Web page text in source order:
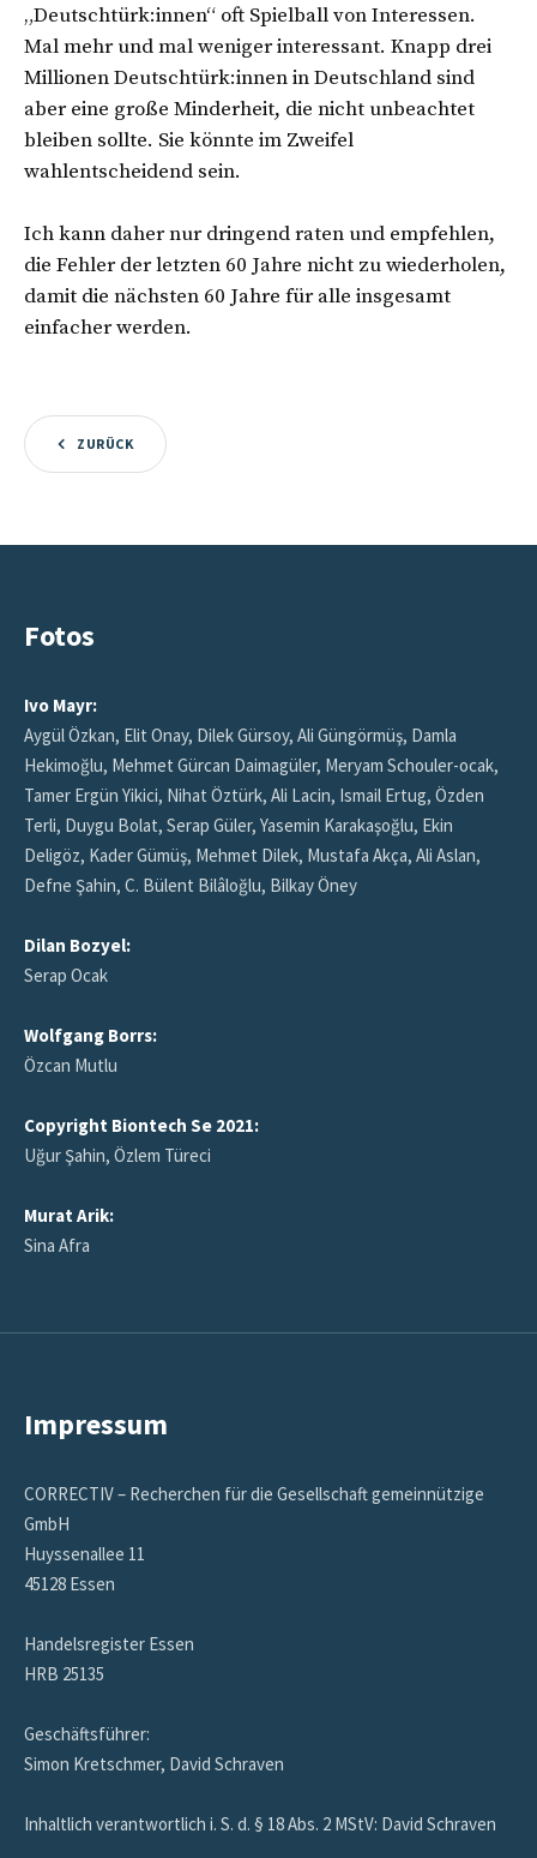
„Deutschtürk:innen“ oft Spielball von Interessen.
Mal mehr und mal weniger interessant. Knapp drei
Millionen Deutschtürk:innen in Deutschland sind
aber eine große Minderheit, die nicht unbeachtet
bleiben sollte. Sie könnte im Zweifel
wahlentscheidend sein.
Ich kann daher nur dringend raten und empfehlen,
die Fehler der letzten 60 Jahre nicht zu wiederholen,
damit die nächsten 60 Jahre für alle insgesamt
einfacher werden.
ZURÜCK
Fotos
Ivo Mayr:
Aygül Özkan, Elit Onay, Dilek Gürsoy, Ali Güngörmüş, Damla
Hekimoğlu, Mehmet Gürcan Daimagüler, Meryam Schouler-ocak,
Tamer Ergün Yikici, Nihat Öztürk, Ali Lacin, Ismail Ertug, Özden
Terli, Duygu Bolat, Serap Güler, Yasemin Karakaşoğlu, Ekin
Deligöz, Kader Gümüş, Mehmet Dilek, Mustafa Akça, Ali Aslan,
Defne Şahin, C. Bülent Bilâloğlu, Bilkay Öney
Dilan Bozyel:
Serap Ocak
Wolfgang Borrs:
Özcan Mutlu
Copyright Biontech Se 2021:
Uğur Şahin, Özlem Türeci
Murat Arik:
Sina Afra
Impressum
CORRECTIV – Recherchen für die Gesellschaft gemeinnützige
GmbH
Huyssenallee 11
45128 Essen
Handelsregister Essen
HRB 25135
Geschäftsführer:
Simon Kretschmer, David Schraven
Inhaltlich verantwortlich i. S. d. § 18 Abs. 2 MStV: David Schraven